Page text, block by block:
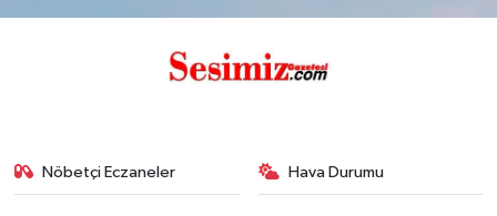
Nöbetçi Eczaneler Hava Durumu